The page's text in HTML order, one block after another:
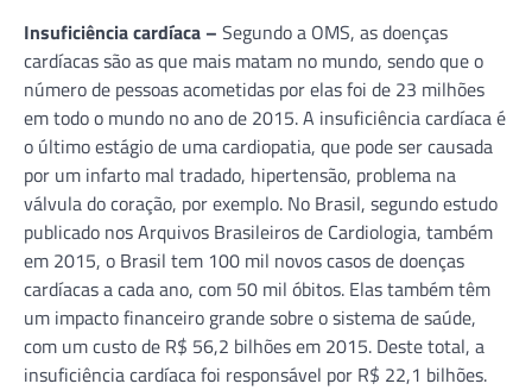
Insuficiência cardíaca – Segundo a OMS, as doenças
cardíacas são as que mais matam no mundo, sendo que o
número de pessoas acometidas por elas foi de 23 milhões
em todo o mundo no ano de 2015. A insuficiência cardíaca é
o último estágio de uma cardiopatia, que pode ser causada
por um infarto mal tradado, hipertensão, problema na
válvula do coração, por exemplo. No Brasil, segundo estudo
publicado nos Arquivos Brasileiros de Cardiologia, também
em 2015, o Brasil tem 100 mil novos casos de doenças
cardíacas a cada ano, com 50 mil óbitos. Elas também têm
um impacto financeiro grande sobre o sistema de saúde,
com um custo de R$ 56,2 bilhões em 2015. Deste total, a
insuficiência cardíaca foi responsável por R$ 22,1 bilhões.